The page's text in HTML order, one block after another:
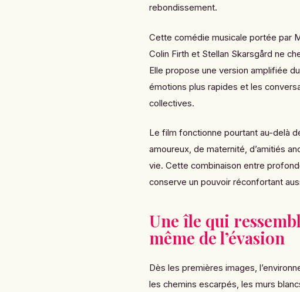
rebondissement.
Cette comédie musicale portée par
Colin Firth et Stellan Skarsgård ne
Elle propose une version amplifiée
émotions plus rapides et les
collectives.
Le film fonctionne pourtant au-delà
amoureux, de maternité, d’amitiés
vie. Cette combinaison entre
conserve un pouvoir réconfortant
Une île qui
même de l’évasion
Dès les premières images,
les chemins escarpés, les murs